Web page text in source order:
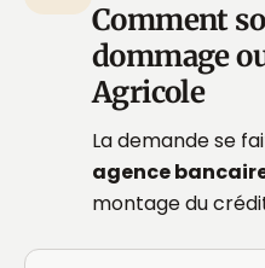
Comment
dommage
Agricole
La demande se
agence
montage du